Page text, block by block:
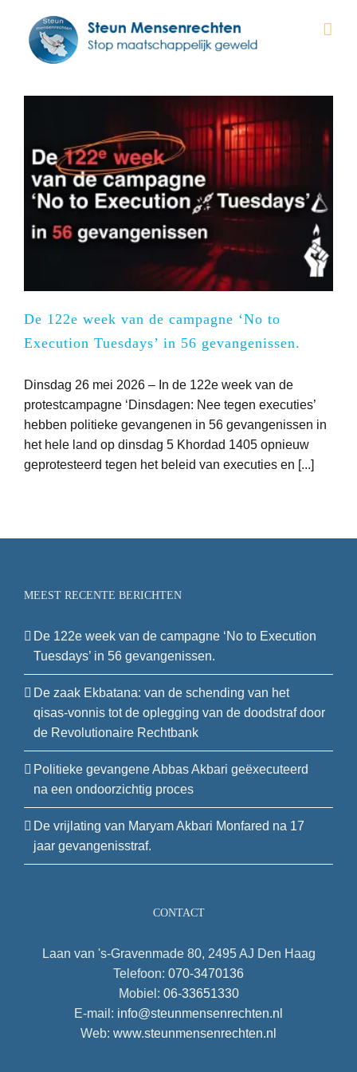
inhoud
De 122e week van de campagne ‘No to
Execution Tuesdays’ in 56 gevangenissen.
Dinsdag 26 mei 2026 – In de 122e week van de
protestcampagne ‘Dinsdagen: Nee tegen executies’
hebben politieke gevangenen in 56 gevangenissen in
het hele land op dinsdag 5 Khordad 1405 opnieuw
geprotesteerd tegen het beleid van executies en [...]
MEEST RECENTE BERICHTEN
De 122e week van de campagne ‘No to Execution
Tuesdays’ in 56 gevangenissen.
De zaak Ekbatana: van de schending van het
qisas-vonnis tot de oplegging van de doodstraf door
de Revolutionaire Rechtbank
Politieke gevangene Abbas Akbari geëxecuteerd
na een ondoorzichtig proces
De vrijlating van Maryam Akbari Monfared na 17
jaar gevangenisstraf.
CONTACT
Laan van 's-Gravenmade 80, 2495 AJ Den Haag
Telefoon: 070-3470136
Mobiel: 06-33651330
E-mail: info@steunmensenrechten.nl
Web: www.steunmensenrechten.nl